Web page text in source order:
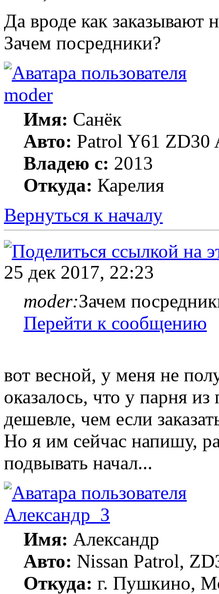
Да вроде как заказывают
Зачем посредники?
moder
Имя: Санёк
Авто: Patrol Y61 ZD30
Владею с: 2013
Откуда: Карелия
Вернуться к началу
25 дек 2017, 22:23
moder:Зачем
Перейти к сообщению
вот весной, у меня не
оказалось, что у парня
дешевле, чем если
Но я им сейчас напишу,
подвывать начал...
Александр_З
Имя: Александр
Авто: Nissan Patrol,
Откуда: г. Пушкино,